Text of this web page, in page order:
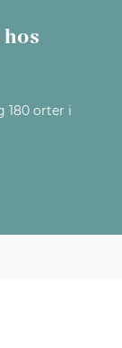
180 orter i